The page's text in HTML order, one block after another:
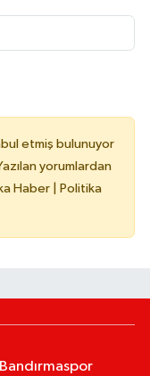
etmiş bulunuyor
yorumlardan
Haber | Politika